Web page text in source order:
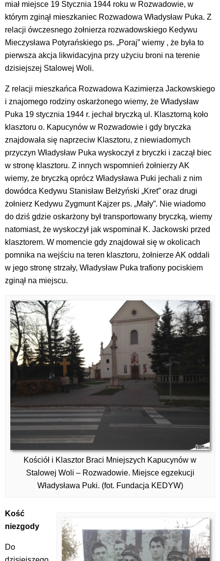
miał miejsce 19 Stycznia 1944 roku w Rozwadowie, w
którym zginął mieszkaniec Rozwadowa Władysław Puka. Z
relacji ówczesnego żołnierza rozwadowskiego Kedywu
Mieczysława Potyrańskiego ps. „Poraj” wiemy , że była to
pierwsza akcja likwidacyjna przy użyciu broni na terenie
dzisiejszej Stalowej Woli.
Z relacji mieszkańca Rozwadowa Kazimierza Jackowskiego
i znajomego rodziny oskarżonego wiemy, że Władysław
Puka 19 stycznia 1944 r. jechał bryczką ul. Klasztorną koło
klasztoru o. Kapucynów w Rozwadowie i gdy bryczka
znajdowała się naprzeciw Klasztoru, z niewiadomych
przyczyn Władysław Puka wyskoczył z bryczki i zaczął biec
w stronę klasztoru. Z innych wspomnień żołnierzy AK
wiemy, że bryczką oprócz Władysława Puki jechali z nim
dowódca Kedywu Stanisław Bełżyński „Kret” oraz drugi
żołnierz Kedywu Zygmunt Kajzer ps. „Mały”. Nie wiadomo
do dziś gdzie oskarżony był transportowany bryczką, wiemy
natomiast, że wyskoczył jak wspominał K. Jackowski przed
klasztorem. W momencie gdy znajdował się w okolicach
pomnika na wejściu na teren klasztoru, żołnierze AK oddali
w jego stronę strzały, Władysław Puka trafiony pociskiem
zginął na miejscu.
Kościół i Klasztor Braci Mniejszych Kapucynów w
Stalowej Woli – Rozwadowie. Miejsce egzekucji
Władysława Puki. (fot. Fundacja KEDYW)
Kość
niezgody
Do